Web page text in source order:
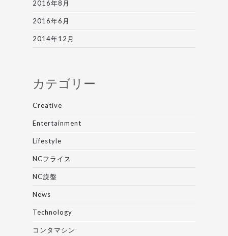
2016年8月
2016年6月
2014年12月
カテゴリー
Creative
Entertainment
Lifestyle
NCフライス
NC旋盤
News
Technology
コンタマシン